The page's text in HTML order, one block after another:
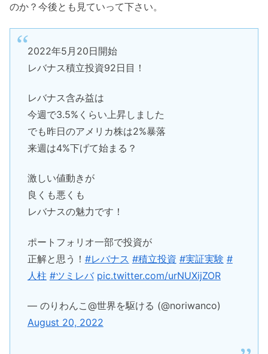
のか？今後とも見ていって下さい。
2022年5月20日開始
レバナス積立投資92日目！
レバナス含み益は
今週で3.5%くらい上昇しました
でも昨日のアメリカ株は2%暴落
来週は4%下げて始まる？
激しい値動きが
良くも悪くも
レバナスの魅力です！
ポートフォリオ一部で投資が
正解と思う！ #レバナス #積立投資 #実証実験 #
人柱 #ツミレバ pic.twitter.com/urNUXijZOR
— のりわんこ@世界を駆ける (@noriwanco)
August 20, 2022